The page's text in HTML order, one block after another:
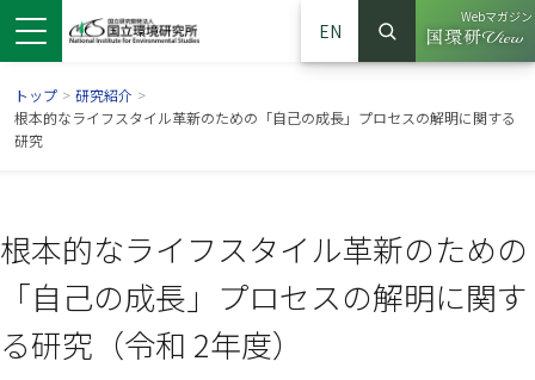
EN
サイト内検索
検索
Webマガジン
（別ウイ
トップ > 研究紹介 >
根本的なライフスタイル革新のための「自己の成長」プロセスの解明に関する
研究
根本的なライフスタイル革新のための
「自己の成長」プロセスの解明に関す
る研究（令和 2年度）